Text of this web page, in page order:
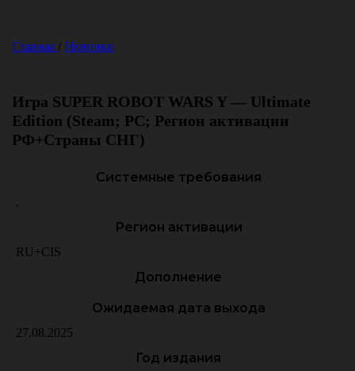
Главная / Новинки
Игра SUPER ROBOT WARS Y — Ultimate
Edition (Steam; PC; Регион активации
РФ+Страны СНГ)
Системные требования
,
Регион активации
RU+CIS
Дополнение
Ожидаемая дата выхода
27.08.2025
Год издания